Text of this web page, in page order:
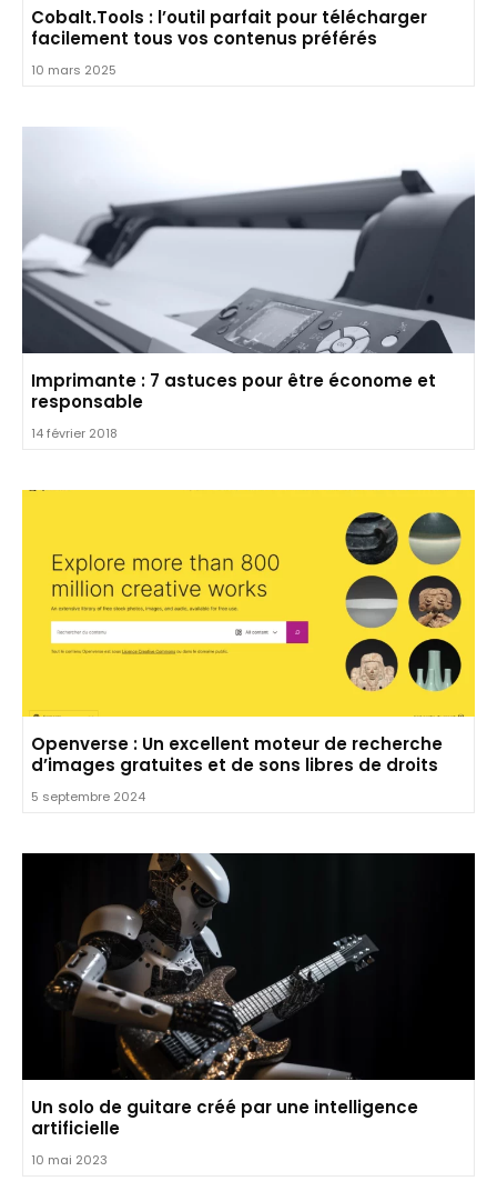
Cobalt.Tools : l’outil parfait pour télécharger
facilement tous vos contenus préférés
10 mars 2025
Imprimante : 7 astuces pour être économe et
responsable
14 février 2018
Openverse : Un excellent moteur de recherche
d’images gratuites et de sons libres de droits
5 septembre 2024
Un solo de guitare créé par une intelligence
artificielle
10 mai 2023